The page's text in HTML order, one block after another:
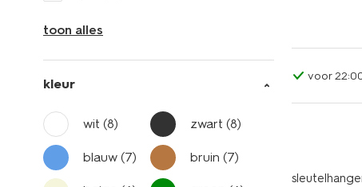
toon alles
kleur
wit (8) zwart(8)
blauw (7) bruin(7)
voor